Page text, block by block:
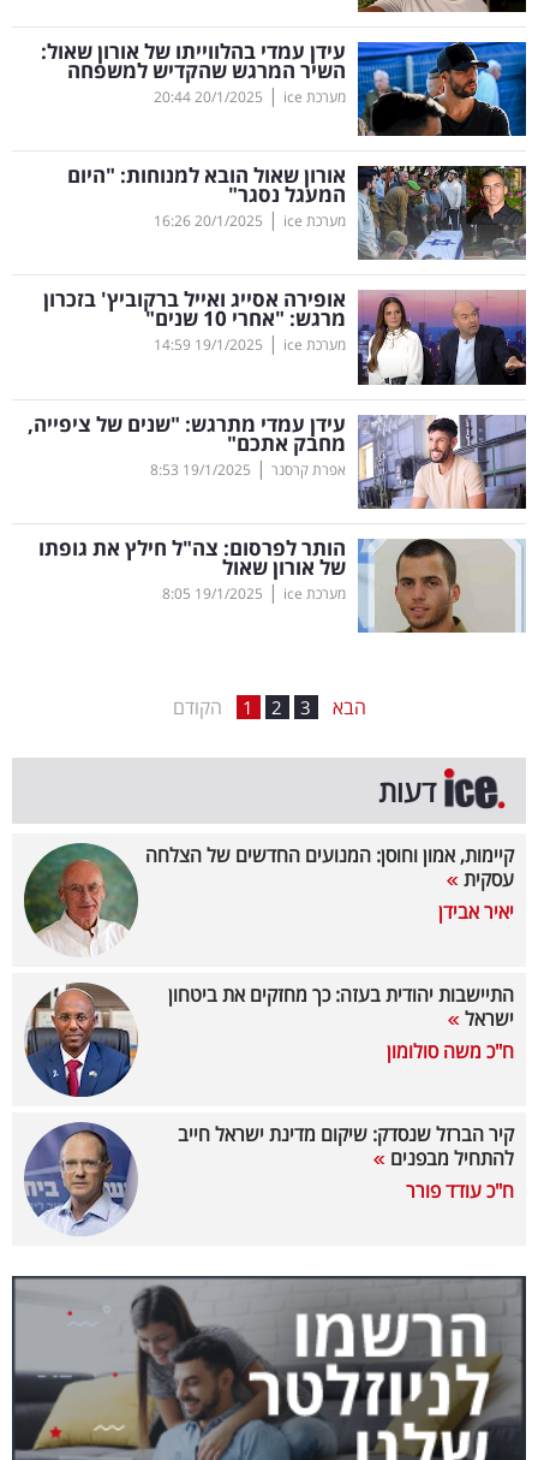
טלוויזיה
עסקי
ספורט
קריירה
ולימודים
מינויים
רייטינג
רכב
בריאות
תרבות
ופנאי
תיירות
המילון
הכלכלי
פודקאסט
40
ניוזלטרים
מייל
אדום
עידן עמדי בהלווייתו של אורון שאול:
השיר המרגש שהקדיש למשפחה
מערכת ice |
20/1/2025
20:44
אורון שאול הובא למנוחות: "היום
המעגל נסגר"
מערכת ice |
20/1/2025
16:26
אופירה אסייג ואייל ברקוביץ' בזכרון
מרגש: "אחרי 10 שנים"
מערכת ice |
19/1/2025
14:59
עידן עמדי מתרגש: "שנים של ציפייה,
מחבק אתכם"
אפרת קרסנר |
19/1/2025
8:53
הותר לפרסום: צה"ל חילץ את גופתו
של אורון שאול
מערכת ice |
19/1/2025
8:05
הקודם 1 2 3 הבא
דעות
קיימות, אמון וחוסן: המנועים החדשים של הצלחה
עסקית
יאיר אבידן
התיישבות יהודית בעזה: כך מחזקים את ביטחון
ישראל
ח"כ משה סולומון
קיר הברזל שנסדק: שיקום מדינת ישראל חייב
להתחיל מבפנים
ח"כ עודד פורר